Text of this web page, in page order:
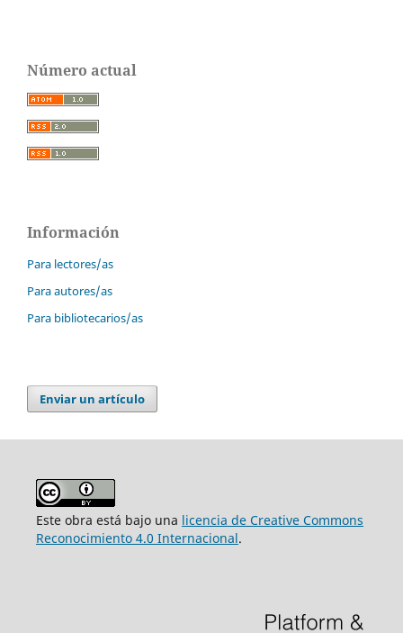
Número actual
Información
Para lectores/as
Para autores/as
Para bibliotecarios/as
Enviar un artículo
Este obra está bajo una licencia de Creative Commons
Reconocimiento 4.0 Internacional.